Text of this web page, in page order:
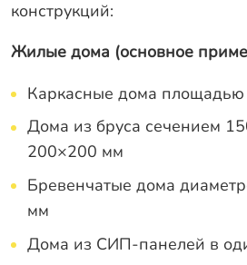
конструкций:
Жилые дома (основное
Каркасные дома площадью
Дома из бруса сечением
200×200 мм
Бревенчатые дома
мм
Дома из СИП-панелей в